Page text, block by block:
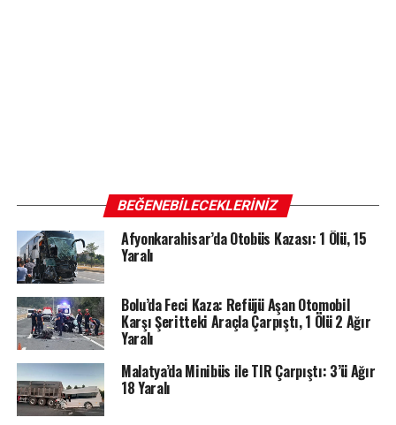
BEĞENEBILECEKLERINIZ
Afyonkarahisar’da Otobüs Kazası: 1 Ölü, 15
Yaralı
Bolu’da Feci Kaza: Refüjü Aşan Otomobil
Karşı Şeritteki Araçla Çarpıştı, 1 Ölü 2 Ağır
Yaralı
Malatya’da Minibüs ile TIR Çarpıştı: 3’ü Ağır
18 Yaralı